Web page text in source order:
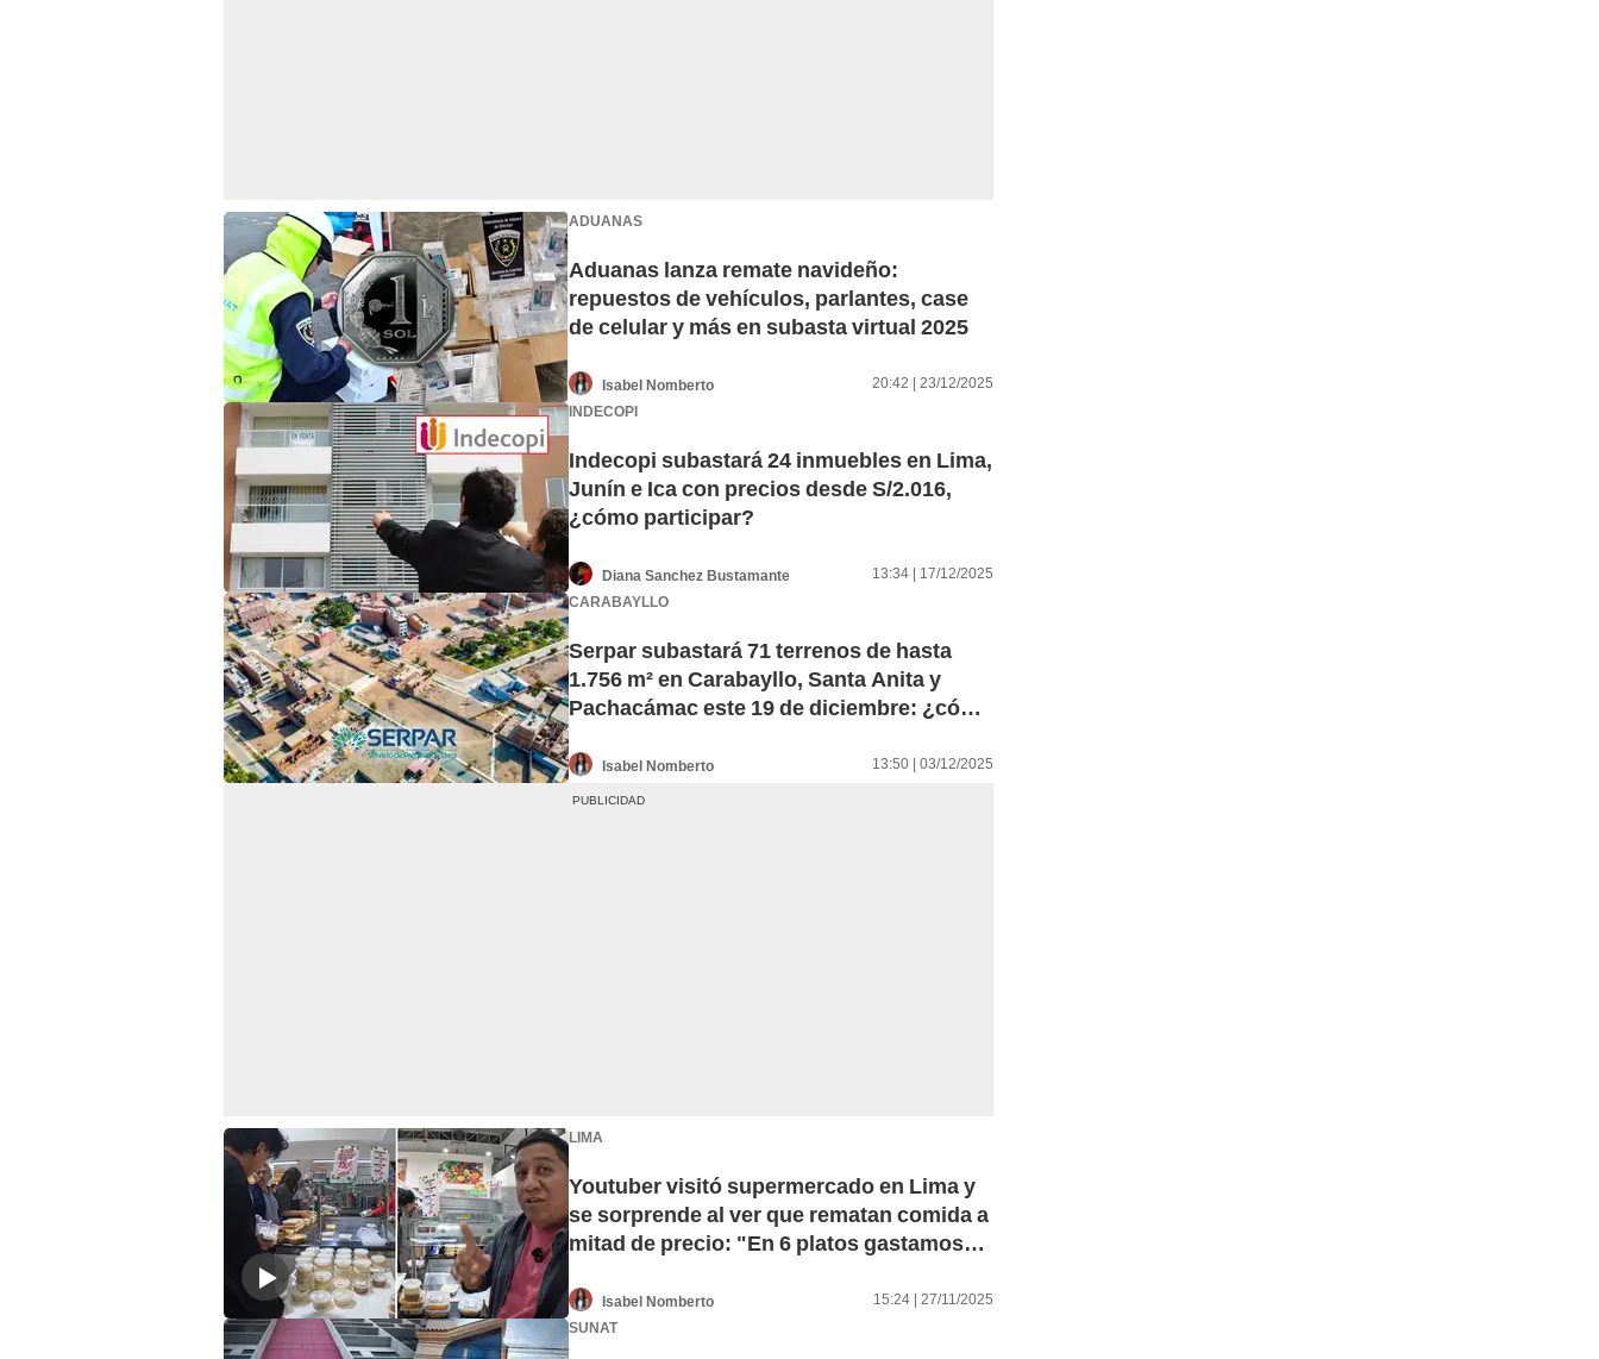
ADUANAS
Aduanas lanza remate navideño:
repuestos de vehículos, parlantes, case
de celular y más en subasta virtual 2025
Isabel Nomberto
20:42 | 23/12/2025
INDECOPI
Indecopi subastará 24 inmuebles en Lima,
Junín e Ica con precios desde S/2.016,
¿cómo participar?
Diana Sanchez Bustamante
13:34 | 17/12/2025
CARABAYLLO
Serpar subastará 71 terrenos de hasta
1.756 m² en Carabayllo, Santa Anita y
Pachacámac este 19 de diciembre: ¿cómo
Isabel Nomberto 13:50 | 03/12/2025
LIMA
Youtuber visitó supermercado en Lima y
se sorprende al ver que rematan comida a
mitad de precio: "En 6 platos gastamos
Isabel Nomberto
15:24 | 27/11/2025
SUNAT